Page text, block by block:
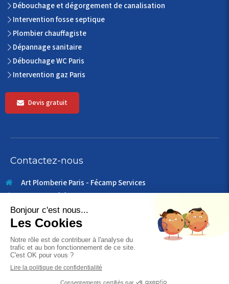
Débouchage et dégorgement de canalisation
Intervention fosse septique
Plombier chauffagiste
Dépannage sanitaire
Débouchage WC Paris
Intervention gaz Paris
Devis gratuit
Contactez-nous
Art Plomberie Paris - Fécamp Services
49 rue du télégraphe
75020 Paris
France
Plombier Paris Nuit et Jour
0184148634
SIRET: 509 543 831 00101